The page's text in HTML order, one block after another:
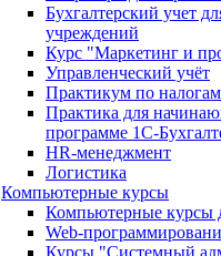
Бухгалтерский учет
учреждений
Курс "Маркетинг и
Управленческий учёт
Практикум по налогам
Практика для
программе 1С-
HR-менеджмент
Логистика
Компьютерные курсы
Компьютерные курсы
Web-
Курсы "Системный